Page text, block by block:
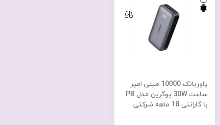
پاوربانک 10000 میلی امپر
ساعت 30W یوگرین مدل PB
با گارانتی 18 ماهه شرکتی